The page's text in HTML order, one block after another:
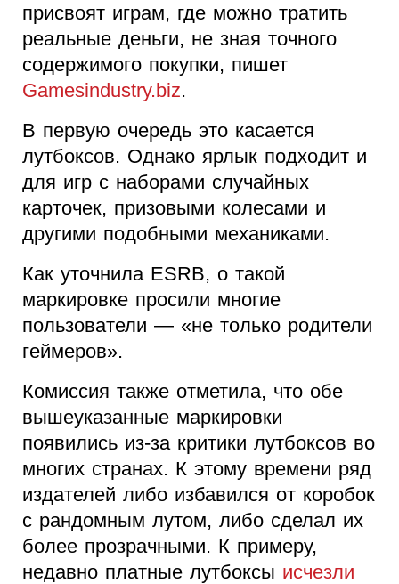
присвоят играм, где можно тратить
реальные деньги, не зная точного
содержимого покупки, пишет
Gamesindustry.biz.
В первую очередь это касается
лутбоксов. Однако ярлык подходит и
для игр с наборами случайных
карточек, призовыми колесами и
другими подобными механиками.
Как уточнила ESRB, о такой
маркировке просили многие
пользователи — «не только родители
геймеров».
Комиссия также отметила, что обе
вышеуказанные маркировки
появились из-за критики лутбоксов во
многих странах. К этому времени ряд
издателей либо избавился от коробок
с рандомным лутом, либо сделал их
более прозрачными. К примеру,
недавно платные лутбоксы исчезли